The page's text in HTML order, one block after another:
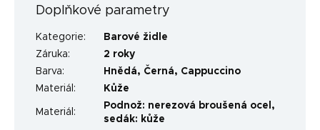
Doplňkové parametry
Kategorie:
Barové židle
Záruka:
2 roky
Barva: Hnědá, Černá, Cappuccino
Materiál : Kůže
Materiál :
Podnož: nerezová broušená ocel,
sedák: kůže